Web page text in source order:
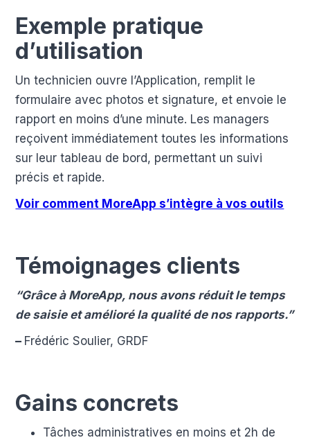
Exemple pratique
d’utilisation
Un technicien ouvre l’Application, remplit le
formulaire avec photos et signature, et envoie le
rapport en moins d’une minute. Les managers
reçoivent immédiatement toutes les informations
sur leur tableau de bord, permettant un suivi
précis et rapide.
Voir comment MoreApp s’intègre à vos outils
Témoignages clients
“Grâce à MoreApp, nous avons réduit le temps
de saisie et amélioré la qualité de nos rapports.”
– Frédéric Soulier, GRDF
Gains concrets
Tâches administratives en moins et 2h de